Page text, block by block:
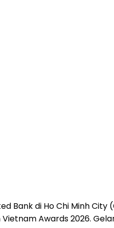
Bank di Ho Chi Minh City
Awards 2026.